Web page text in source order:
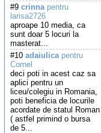
#9 crinnapentru
larisa2726
aproape 10 media, ca
sunt doar 5 locuri la
masterat...
#10 adaiulicapentru
Cornel
deci poti in acest caz sa
aplici pentru un
liceu/colegiu in Romania,
poti beneficia de locurile
acordate de statul Roman
( astfel primind o bursa
de 5...